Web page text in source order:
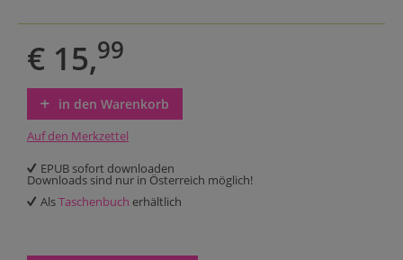
€ 15,99
in den Warenkorb
Auf den Merkzettel
EPUB sofort downloaden
Downloads sind nur in Österreich möglich!
AlsTaschenbuch erhältlich